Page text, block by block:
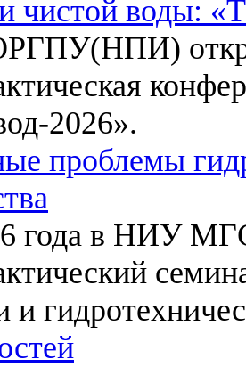
чистой воды:
2026».
проблемы
года в НИУ
и